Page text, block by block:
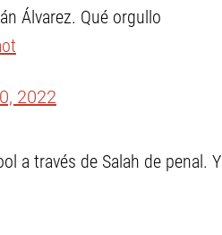
Álvarez. Qué orgullo
2022
a través de Salah de penal. Y